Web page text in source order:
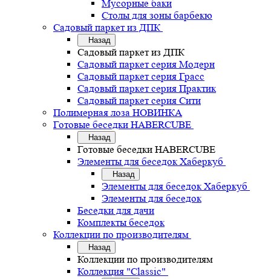
Мусорные баки
Столы для зоны барбекю
Садовый паркет из ДПК
Назад
Садовый паркет из ДПК
Садовый паркет серия Mодерн
Садовый паркет серия Грасс
Садовый паркет серия Практик
Садовый паркет серия Сити
Полимерная лоза НОВИНКА
Готовые беседки HABERCUBE
Назад
Готовые беседки HABERCUBE
Элементы для беседок Хаберкуб
Назад
Элементы для беседок Хаберкуб
Элементы для беседок
Беседки для дачи
Комплекты беседок
Коллекции по производителям
Назад
Коллекции по производителям
Коллекция "Classic"